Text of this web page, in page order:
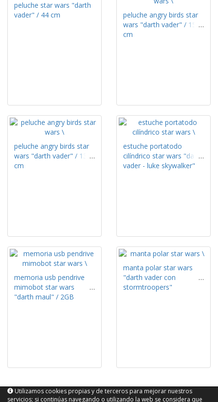
peluche star wars "darth
vader" / 44 cm
peluche angry birds star
wars "darth vader" / 15
cm
peluche angry birds star
wars "darth vader" / 13
cm
estuche portatodo
cilíndrico star wars "darth
vader - luke skywalker"
memoria usb pendrive
mimobot star wars
"darth maul" / 2GB
manta polar star wars
"darth vader con
stormtroopers"
Utilizamos cookies propias y de terceros para mejorar nuestros
servicios; si continúas navegando o utilizando la web se considera que